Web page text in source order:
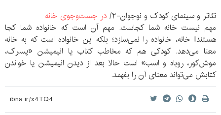
تئاتر و سینمای کودک و نوجوان-۲/
در جست‌وجوی خانه
مهم نیست خانه شما کجاست. مهم آن است که خانواده شما کجا
هستند! خانه، خانواده را نمی‌سازد؛ بلکه این خانواده است که به خانه
معنا می‌دهد. کودکی هم که مخاطب کتاب یا انیمیشن «پسرک،
موش‌کور، روباه و اسب» است حالا بعد از دیدن انیمیشن یا خواندن
کتابش می‌تواند معنای آن را بفهمد.